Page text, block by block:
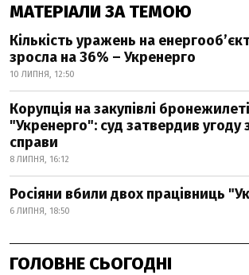
МАТЕРІАЛИ ЗА ТЕМОЮ
Кількість уражень на
зросла на 36% – Укренерго
10 ЛИПНЯ, 12:50
Корупція на закупівлі
"Укренерго": суд затвердив угоду
справи
8 ЛИПНЯ, 16:12
Росіяни вбили двох працівниць
6 ЛИПНЯ, 18:50
ГОЛОВНЕ СЬОГОДНІ